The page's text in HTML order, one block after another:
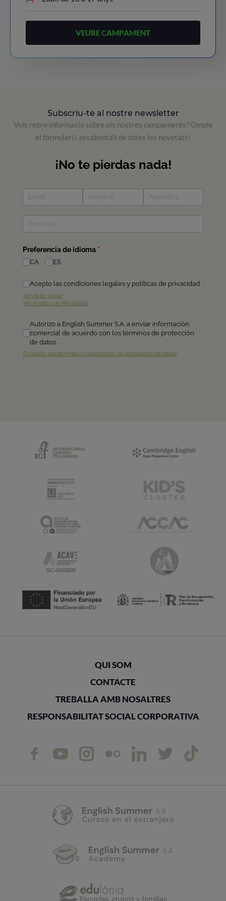
VEURE CAMPAMENT
Subscriu-te al nostre newsletter
Vols rebre informació sobre els nostres campaments? Omple
el formulari i assabenta't de totes les novetats!
QUI SOM
CONTACTE
TREBALLA AMB NOSALTRES
RESPONSABILITAT SOCIAL CORPORATIVA